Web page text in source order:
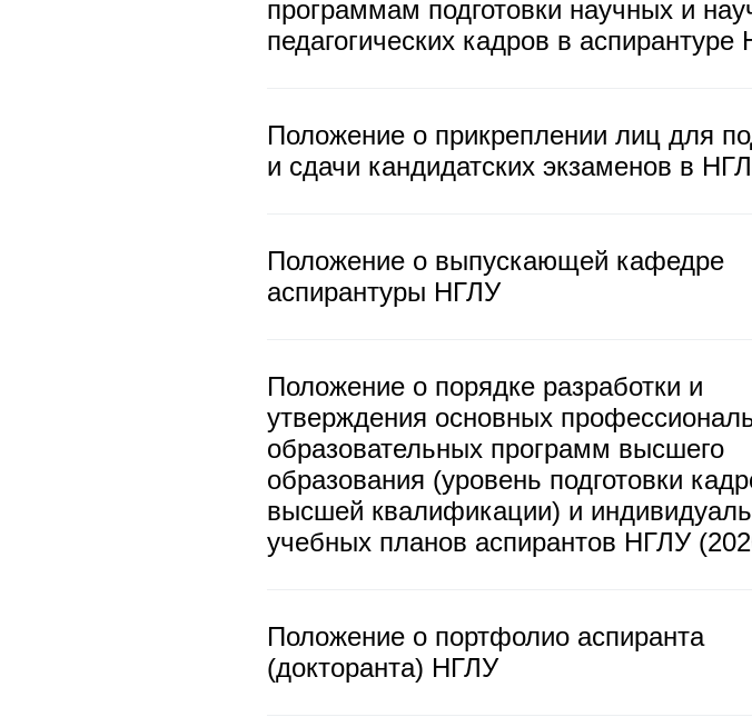
программам подготовки научных и
педагогических кадров в аспирантуре
Положение о прикреплении лиц для
и сдачи кандидатских экзаменов в
Положение о выпускающей кафедре
аспирантуры НГЛУ
Положение о порядке разработки и
утверждения основных
образовательных программ высшего
образования (уровень подготовки
высшей квалификации) и
учебных планов аспирантов НГЛУ
Положение о портфолио аспиранта
(докторанта) НГЛУ